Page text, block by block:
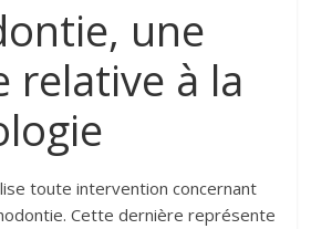
une
relative à la
toute intervention concernant
Cette dernière représente